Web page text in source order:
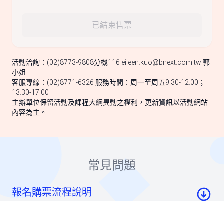
已結束售票
活動洽詢：(02)8773-9808分機116 eileen.kuo@bnext.com.tw 郭
小姐
客服專線：(02)8771-6326 服務時間：周一至周五9:30-12:00；
13:30-17:00
主辦單位保留活動及課程大綱異動之權利，更新資訊以活動網站
內容為主。
常見問題
報名購票流程說明